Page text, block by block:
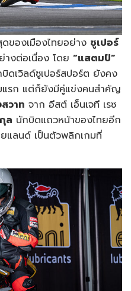
ของเมืองไทยอย่าง ซูเปอร์
างต่อเนื่อง โดย “แสตมป์”
เวิลด์ซูเปอร์สปอร์ต ยังคง
แรก แต่ก็ยังมีคู่แข่งคนสำคัญ
วาท จาก อีสต์ เอ็นเจที เรซ
ล นักบิดแถวหน้าของไทยอีก
แลนด์ เป็นตัวพลิกเกมที่